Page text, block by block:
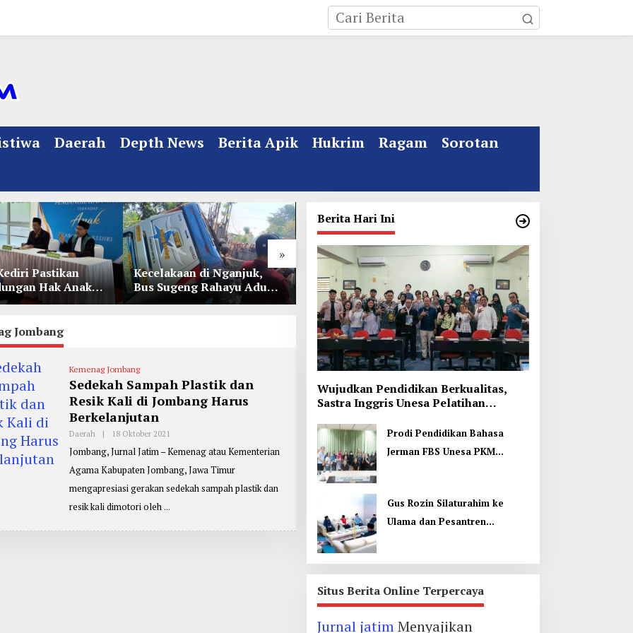
Daerah Depth News Berita Apik Hukrim Ragam
Sorotan
»
Pastikan
Hak Anak
Kecelakaan di Nganjuk,
Bus Sugeng Rahayu Adu
Banteng Dengan Dump
Kebakaran Rumah Mewah
di Jombang, ART Tewas
Diduga Menghirup Asap
Kata Gus Ipul Jelang
Muktamar ke 35 NU
Jombang: Panitia Gupuh,
Suguh, Lungguh
Jombang
Kemenag Jombang
Sedekah Sampah Plastik dan
Resik Kali di Jombang Harus
Berkelanjutan
Daerah | 18 Oktober 2021
E
R
P
E
Jombang, Jurnal Jatim – Kemenag atau Kementerian
Agama Kabupaten Jombang, Jawa Timur
mengapresiasi gerakan sedekah sampah plastik dan
resik kali dimotori oleh
Berita Hari Ini
Wujudkan Pendidikan Berkualitas,
Sastra Inggris Unesa Pelatihan
Prodi Pendidikan Bahasa
Jerman FBS Unesa PKM
Gus Rozin Silaturahim ke
Ulama dan Pesantren
Situs Berita Online Terpercaya
Jurnal jatimMenyajikan